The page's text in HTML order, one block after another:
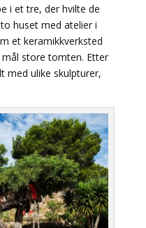
i et tre, der hvilte de
huset med atelier i
et keramikkverksted
mål store tomten. Etter
med ulike skulpturer,